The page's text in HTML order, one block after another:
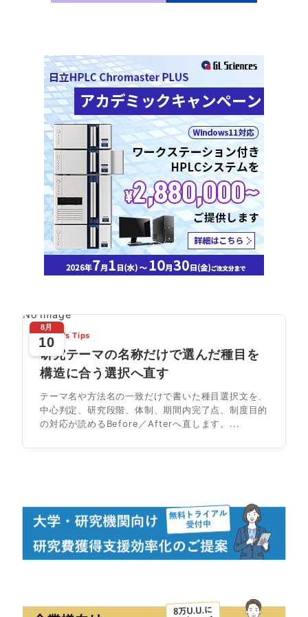
No Image
8月
10
Today's Tips
研究テーマの名称だけで選んだ種目を
構造に合う選択へ直す
テーマ名や方法名の一致だけで書いた種目選択文を、
中心判定、研究段階、体制、期間内完了点、制度目的
の対応が読めるBefore／Afterへ直します。...